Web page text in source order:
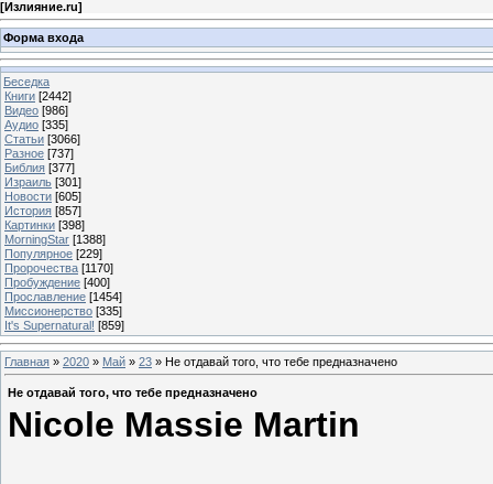
[Излияние.ru]
Форма входа
Беседка
Книги [2442]
Видео [986]
Аудио [335]
Статьи [3066]
Разное [737]
Библия [377]
Израиль [301]
Новости [605]
История [857]
Картинки [398]
MorningStar [1388]
Популярное [229]
Пророчества [1170]
Пробуждение [400]
Прославление [1454]
Миссионерство [335]
It's Supernatural! [859]
Главная » 2020 » Май » 23 » Не отдавай того, что тебе предназначено
Не отдавай того, что тебе предназначено
Nicole Massie Martin